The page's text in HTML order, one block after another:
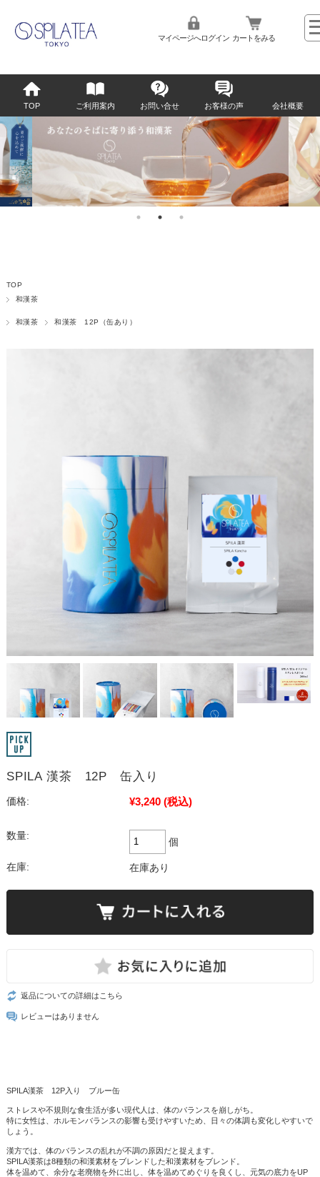
マイページへログイン カートをみる
TOP ご利用案内 お問い合せ お客様の声 会社概要
TOP
和漢茶
和漢茶 和漢茶 12P（缶あり）
SPILA 漢茶 12P 缶入り
価格: ¥3,240 (税込)
数量:
個
在庫: 在庫あり
返品についての詳細はこちら
レビューはありません
SPILA漢茶 12P入り ブルー缶
ストレスや不規則な食生活が多い現代人は、体のバランスを崩しがち。
特に女性は、ホルモンバランスの影響も受けやすいため、日々の体調も変化しやすいで
しょう。
漢方では、体のバランスの乱れが不調の原因だと捉えます。
SPILA漢茶は8種類の和漢素材をブレンドした和漢素材をブレンド。
体を温めて、余分な老廃物を外に出し、体を温めてめぐりを良くし、元気の底力をUP